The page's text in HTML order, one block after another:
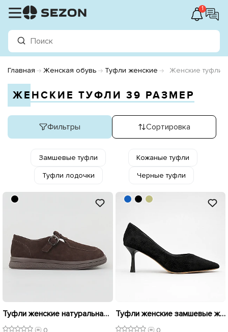
1
Главная Женская обувь Туфли женские Женские туфли
ЖЕНСКИЕ ТУФЛИ 39 РАЗМЕР
Фильтры Сортировка
Замшевые туфли Кожаные туфли
Туфли лодочки Черные туфли
Туфли женские натуральная замша 596141 Коричневый
0
Туфли женские замшевые женские 596290 Черные
0